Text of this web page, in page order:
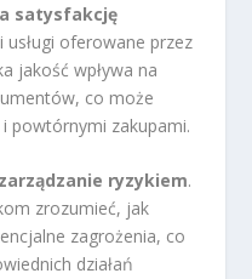
satysfakcję
oferowane przez
jakość wpływa na
co może
powtórnymi zakupami.
ryzykiem.
zrozumieć, jak
zagrożenia, co
działań